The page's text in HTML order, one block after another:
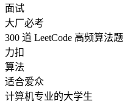
面试
大厂必考
300 道 LeetCode 高频算法题
力扣
算法
适合爱众
计算机专业的大学生